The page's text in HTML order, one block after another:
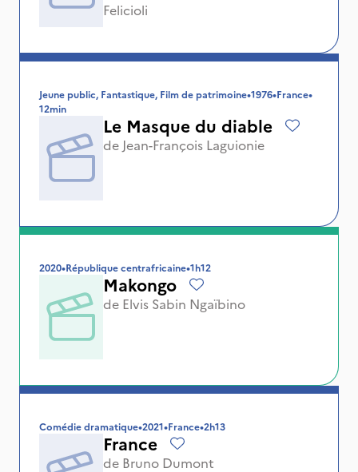
Felicioli
Jeune public, Fantastique, Film de patrimoine•1976•France•
12min
Le Masque du diable
de Jean-François Laguionie
2020•République centrafricaine•1h12
Makongo
de Elvis Sabin Ngaïbino
Comédie dramatique•2021•France•2h13
France
de Bruno Dumont